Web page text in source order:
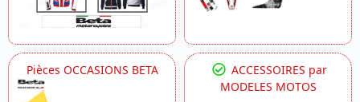
Pièces OCCASIONS BETA
ACCESSOIRES par
MODELES MOTOS